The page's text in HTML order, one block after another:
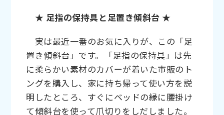
★ 足指の保持具と足置き傾斜台 ★
実は最近一番のお気に入りが、この「足
置き傾斜台」です。「足指の保持具」は先
に柔らかい素材のカバーが着いた市販のト
ングを購入し、家に持ち帰って使い方を説
明したところ、すぐにベッドの縁に腰掛け
て傾斜台を使って爪切りをしだしました。